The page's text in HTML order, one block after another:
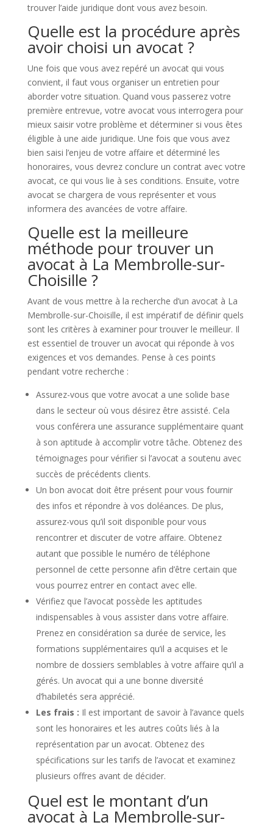
trouver l’aide juridique dont vous avez besoin.
Quelle est la procédure après
avoir choisi un avocat ?
Une fois que vous avez repéré un avocat qui vous
convient, il faut vous organiser un entretien pour
aborder votre situation. Quand vous passerez votre
première entrevue, votre avocat vous interrogera pour
mieux saisir votre problème et déterminer si vous êtes
éligible à une aide juridique. Une fois que vous avez
bien saisi l’enjeu de votre affaire et déterminé les
honoraires, vous devrez conclure un contrat avec votre
avocat, ce qui vous lie à ses conditions. Ensuite, votre
avocat se chargera de vous représenter et vous
informera des avancées de votre affaire.
Quelle est la meilleure
méthode pour trouver un
avocat à La Membrolle-sur-
Choisille ?
Avant de vous mettre à la recherche d’un avocat à La
Membrolle-sur-Choisille, il est impératif de définir quels
sont les critères à examiner pour trouver le meilleur. Il
est essentiel de trouver un avocat qui réponde à vos
exigences et vos demandes. Pense à ces points
pendant votre recherche :
Assurez-vous que votre avocat a une solide base
dans le secteur où vous désirez être assisté. Cela
vous conférera une assurance supplémentaire quant
à son aptitude à accomplir votre tâche. Obtenez des
témoignages pour vérifier si l’avocat a soutenu avec
succès de précédents clients.
Un bon avocat doit être présent pour vous fournir
des infos et répondre à vos doléances. De plus,
assurez-vous qu’il soit disponible pour vous
rencontrer et discuter de votre affaire. Obtenez
autant que possible le numéro de téléphone
personnel de cette personne afin d’être certain que
vous pourrez entrer en contact avec elle.
Vérifiez que l’avocat possède les aptitudes
indispensables à vous assister dans votre affaire.
Prenez en considération sa durée de service, les
formations supplémentaires qu’il a acquises et le
nombre de dossiers semblables à votre affaire qu’il a
gérés. Un avocat qui a une bonne diversité
d’habiletés sera apprécié.
Les frais : Il est important de savoir à l’avance quels
sont les honoraires et les autres coûts liés à la
représentation par un avocat. Obtenez des
spécifications sur les tarifs de l’avocat et examinez
plusieurs offres avant de décider.
Quel est le montant d’un
avocat à La Membrolle-sur-